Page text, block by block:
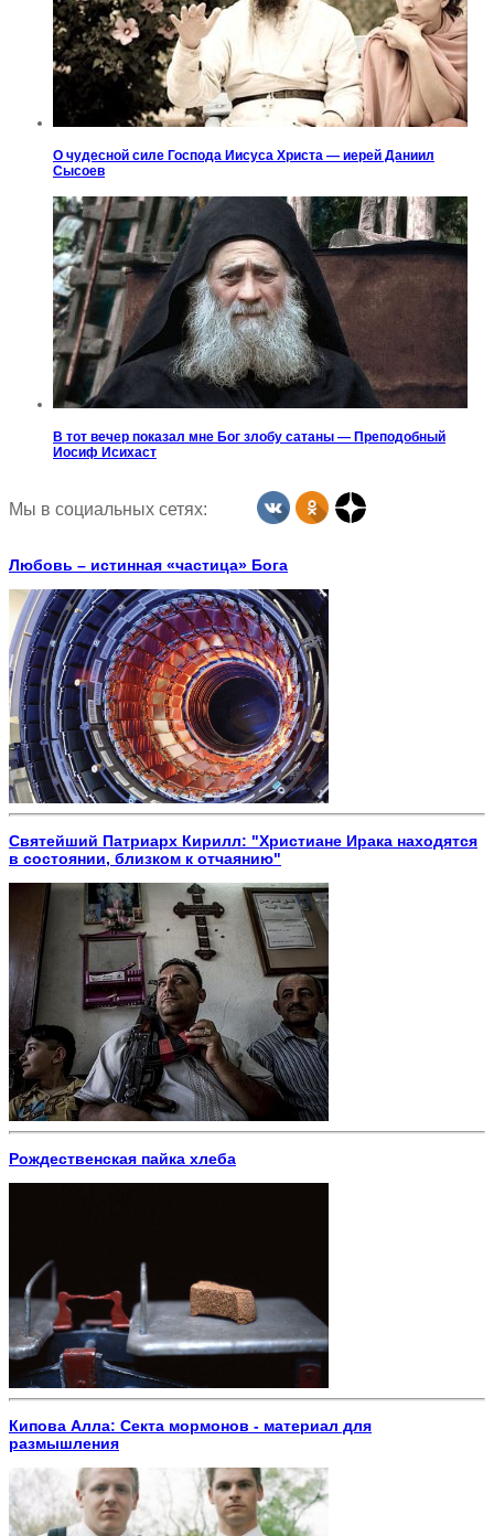
О чудесной силе Господа Иисуса Христа — иерей Даниил
Сысоев
В тот вечер показал мне Бог злобу сатаны — Преподобный
Иосиф Исихаст
Мы в социальных сетях:
Любовь – истинная «частица» Бога
Святейший Патриарх Кирилл: "Христиане Ирака находятся
в состоянии, близком к отчаянию"
Рождественская пайка хлеба
Кипова Алла: Секта мормонов - материал для
размышления